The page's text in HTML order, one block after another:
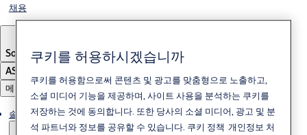
채용
South Korea ·한국어
ASSA ABLOY Group
메뉴
솔루션
쿠키를 허용하시겠습니까
쿠키를 허용함으로써 콘텐츠 및 광고를 맞춤형으로 노출하고,
소셜 미디어 기능을 제공하며, 사이트 사용을 분석하는 쿠키를
저장하는 것에 동의합니다. 또한 당사의 소셜 미디어, 광고 및 분
석 파트너와 정보를 공유할 수 있습니다. 쿠키 정책 개인정보 처